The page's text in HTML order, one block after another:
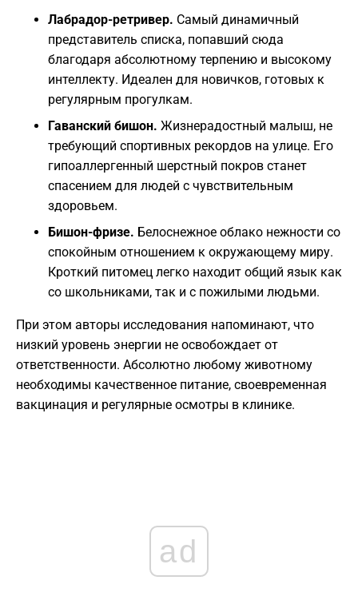
Лабрадор-ретривер. Самый динамичный
представитель списка, попавший сюда
благодаря абсолютному терпению и высокому
интеллекту. Идеален для новичков, готовых к
регулярным прогулкам.
Гаванский бишон. Жизнерадостный малыш, не
требующий спортивных рекордов на улице. Его
гипоаллергенный шерстный покров станет
спасением для людей с чувствительным
здоровьем.
Бишон-фризе. Белоснежное облако нежности со
спокойным отношением к окружающему миру.
Кроткий питомец легко находит общий язык как
со школьниками, так и с пожилыми людьми.
При этом авторы исследования напоминают, что
низкий уровень энергии не освобождает от
ответственности. Абсолютно любому животному
необходимы качественное питание, своевременная
вакцинация и регулярные осмотры в клинике.
ad